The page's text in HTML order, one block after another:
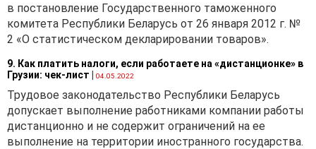
в постановление Государственного таможенного
комитета Республики Беларусь от 26 января 2012 г. №
2 «О статистическом декларировании товаров».
9. Как платить налоги, если работаете на «дистанционке» в
Грузии: чек-лист
04.05.2022
Трудовое законодательство Республики Беларусь
допускает выполнение работниками компании работы
дистанционно и не содержит ограничений на ее
выполнение на территории иностранного государства.